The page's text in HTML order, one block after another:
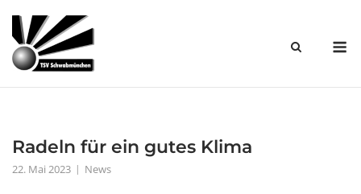
content
Radeln für ein gutes Klima
22. Mai 2023 News